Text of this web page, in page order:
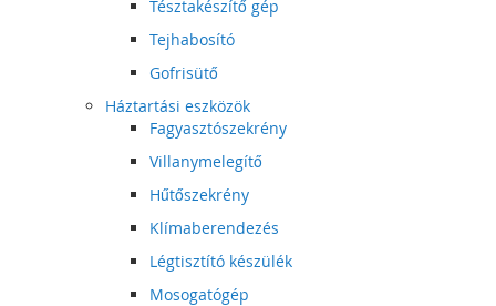
Tésztakészítő gép
Tejhabosító
Gofrisütő
Háztartási eszközök
Fagyasztószekrény
Villanymelegítő
Hűtőszekrény
Klímaberendezés
Légtisztító készülék
Mosogatógép